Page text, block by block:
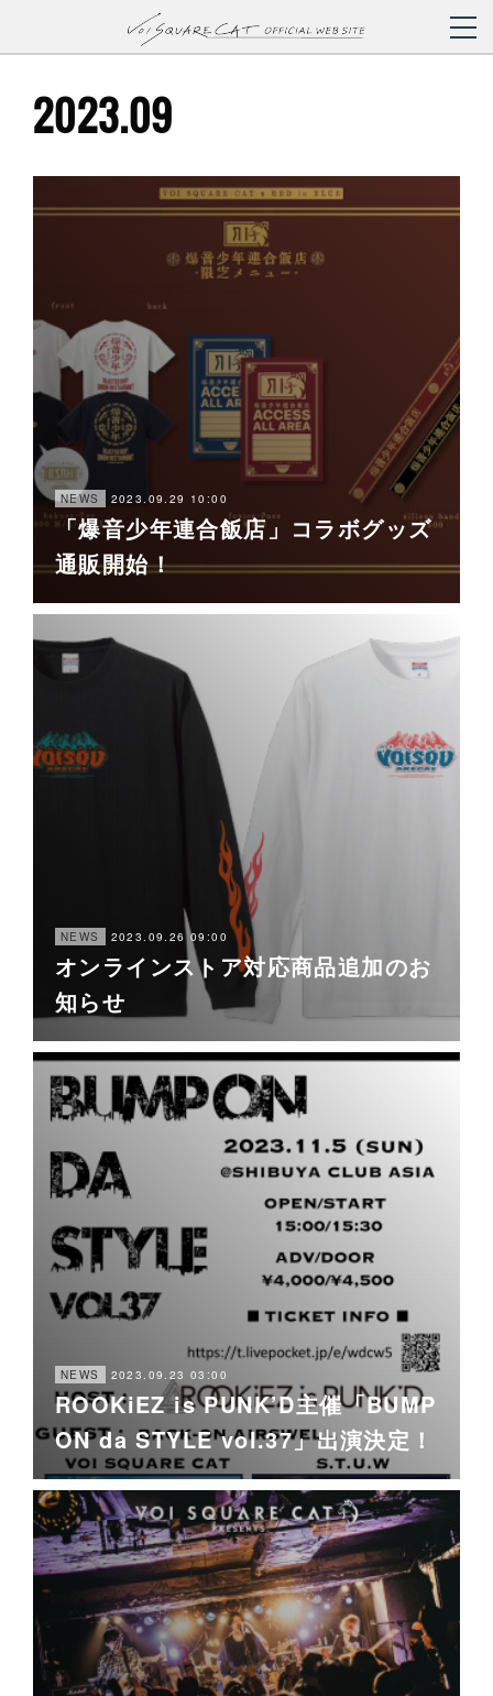
2023.09
NEWS 2023.09.29 10:00
「爆音少年連合飯店」コラボグッズ
通販開始！
NEWS 2023.09.26 09:00
オンラインストア対応商品追加のお
知らせ
NEWS 2023.09.23 03:00
ROOKiEZ is PUNK’D主催「BUMP
ON da STYLE vol.37」出演決定！